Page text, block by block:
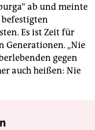
ab und meinte
Es ist Zeit für
Generationen. „Nie
gegen
auch heißen: Nie